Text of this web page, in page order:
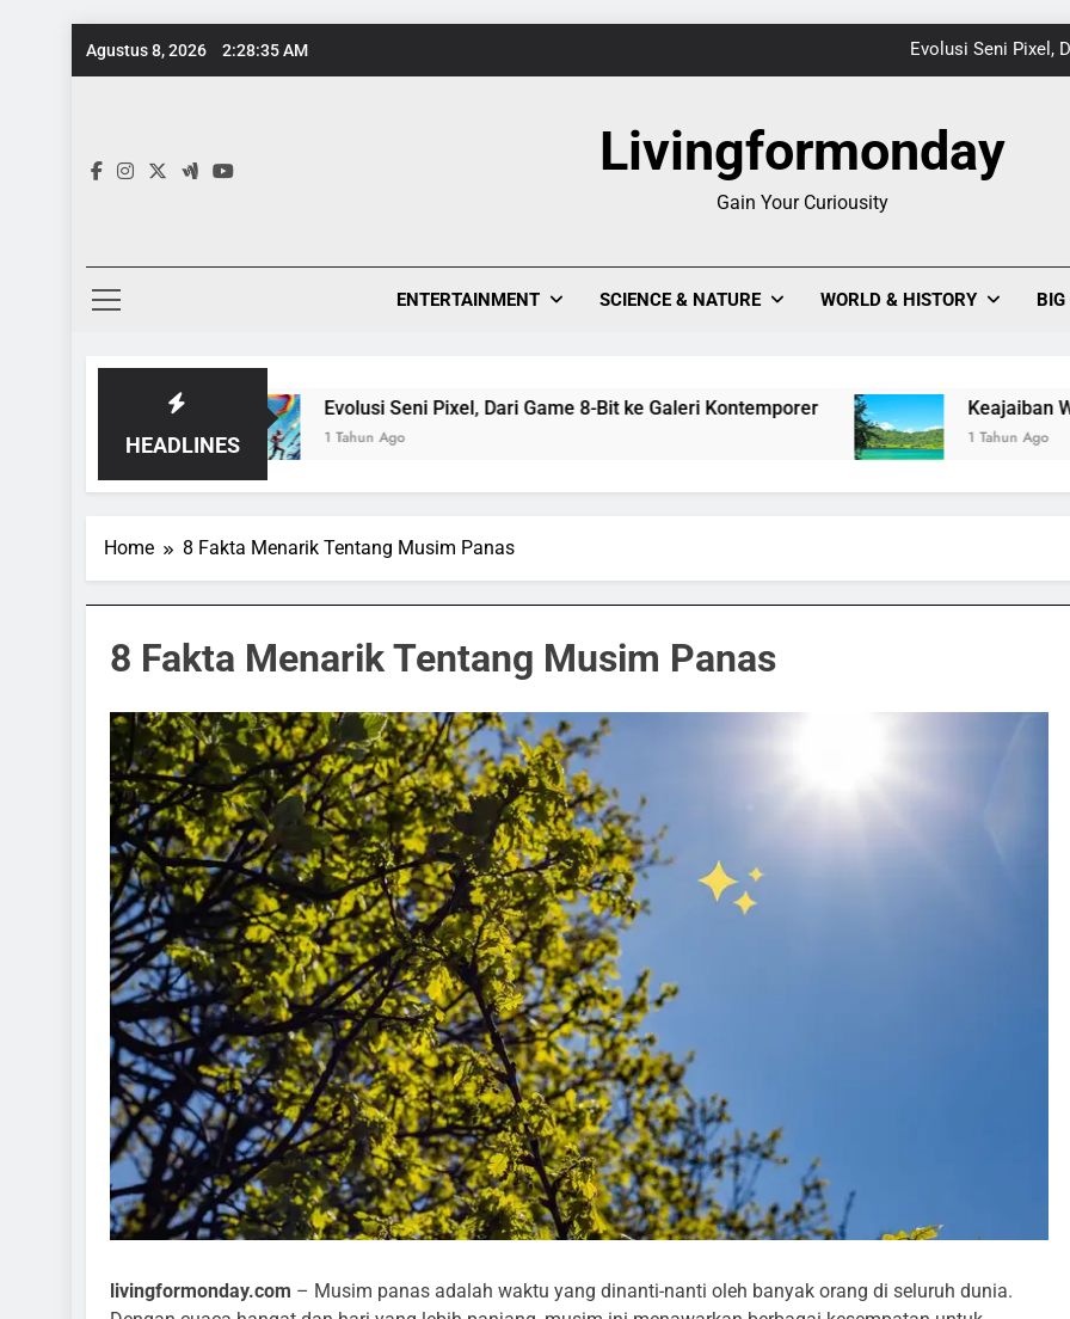
Agustus 8, 2026 2:28:35 AM Evolusi Seni Pixel,
Keajaiban Warna-Warni Danau Linow, Destinasi
Livingformonday
Gain Your Curiousity
ENTERTAINMENT SCIENCE & NATURE WORLD & HISTORY BIG
HEADLINES
Evolusi Seni Pixel, Dari Game 8-Bit ke Galeri Kontemporer
1 Tahun Ago
Keajaiban Warna-
1 Tahun Ago
Home 8 Fakta Menarik Tentang Musim Panas
8 Fakta Menarik Tentang Musim Panas
livingformonday.com – Musim panas adalah waktu yang dinanti-nanti oleh banyak orang di seluruh dunia.
SPORTS & GAMES
15 Fakta Menarik Tentang Sakura
School Simulator
2 Tahun Ago
Fakta Menarik Ojol The Game,
Simulasi Ojek Online yang Viral
2 Tahun Ago